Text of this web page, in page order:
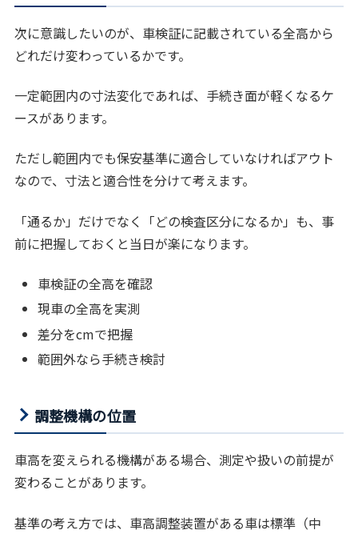
次に意識したいのが、車検証に記載されている全高から
どれだけ変わっているかです。
一定範囲内の寸法変化であれば、手続き面が軽くなるケ
ースがあります。
ただし範囲内でも保安基準に適合していなければアウト
なので、寸法と適合性を分けて考えます。
「通るか」だけでなく「どの検査区分になるか」も、事
前に把握しておくと当日が楽になります。
車検証の全高を確認
現車の全高を実測
差分をcmで把握
範囲外なら手続き検討
調整機構の位置
車高を変えられる機構がある場合、測定や扱いの前提が
変わることがあります。
基準の考え方では、車高調整装置がある車は標準（中